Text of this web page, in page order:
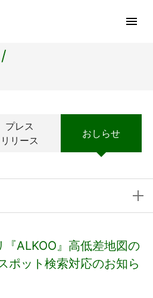
プレス
リリース
おしらせ
ALKOO』高低差地図の
ポット検索対応のお知ら